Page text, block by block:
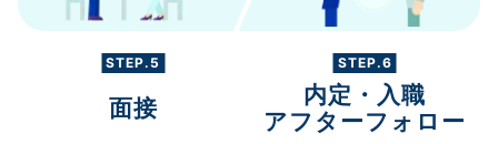
STEP.5
面接
STEP.6
内定・入職
アフターフォロー